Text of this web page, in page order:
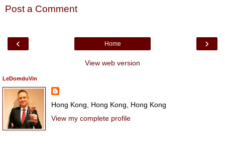
Post a Comment
‹ ›
Home
View web version
LeDomduVin
Hong Kong, Hong Kong, Hong Kong
View my complete profile